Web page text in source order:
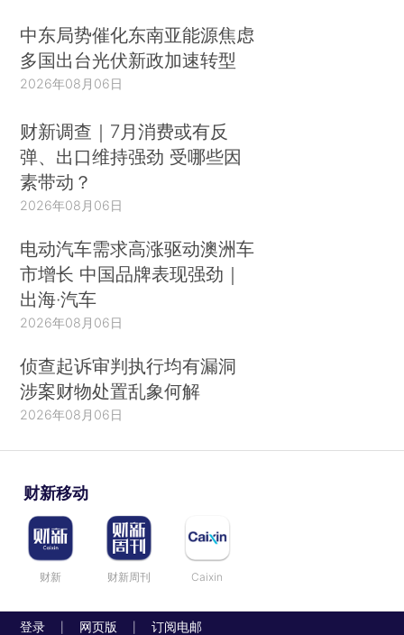
中东局势催化东南亚能源焦虑
多国出台光伏新政加速转型
2026年08月06日
财新调查｜7月消费或有反
弹、出口维持强劲 受哪些因
素带动？
2026年08月06日
电动汽车需求高涨驱动澳洲车
市增长 中国品牌表现强劲｜
出海·汽车
2026年08月06日
侦查起诉审判执行均有漏洞
涉案财物处置乱象何解
2026年08月06日
财新移动
财新 财新周刊 Caixin
登录 网页版 订阅电邮